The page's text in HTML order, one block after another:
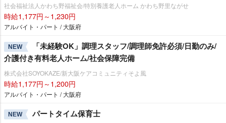
社会福祉法人かわち野福祉会/特別養護老人ホーム かわち野里ながせ
時給1,177円～1,230円
アルバイト・パート / 大阪府
NEW
「未経験OK」調理スタッフ/調理師免許必須/日勤のみ/
介護付き有料老人ホーム/社会保障完備
株式会社SOYOKAZE/新大阪ケアコミュニティそよ風
時給1,177円～1,200円
アルバイト・パート / 大阪府
NEW パートタイム保育士